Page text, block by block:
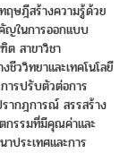
ฤษฎีสร้างความรู้ด้วย
ญในการออกแบบ
สาขาวิชา
ววิทยาและเทคโนโลยี
ารปรับตัวต่อการ
รากฎการณ์ สรรสร้าง
กรรมที่มีคุณค่าและ
ประเทศและการ